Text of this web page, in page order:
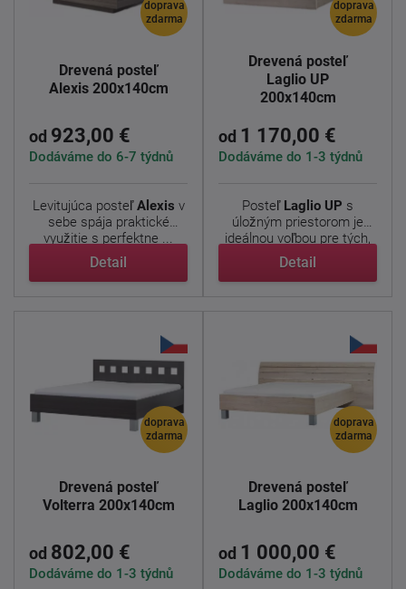
doprava
zdarma
Drevená posteľ
Alexis 200x140cm
od 923,00 €
Dodáváme do 6-7 týdnů
Levitujúca posteľAlexis v
sebe spája praktické
využitie s perfektne ...
Detail
doprava
zdarma
Drevená posteľ
Laglio UP
200x140cm
od 1 170,00 €
Dodáváme do 1-3 týdnů
Posteľ Laglio UP s
úložným priestorom je
ideálnou voľbou pre tých,
...
Detail
doprava
zdarma
Drevená posteľ
Volterra 200x140cm
od 802,00 €
Dodáváme do 1-3 týdnů
doprava
zdarma
Drevená posteľ
Laglio 200x140cm
od 1 000,00 €
Dodáváme do 1-3 týdnů